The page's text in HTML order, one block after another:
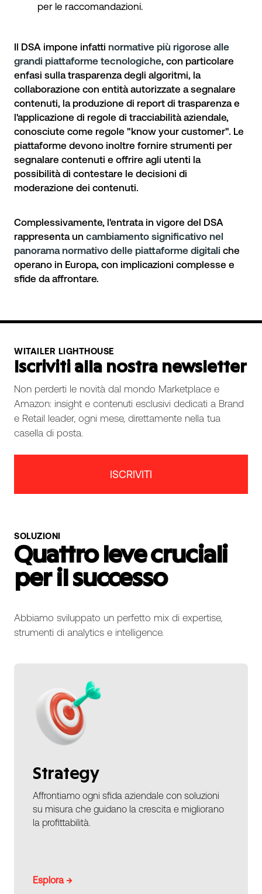
per le raccomandazioni.
Il DSA impone infatti normative più rigorose alle
grandi piattaforme tecnologiche, con particolare
enfasi sulla trasparenza degli algoritmi, la
collaborazione con entità autorizzate a segnalare
contenuti, la produzione di report di trasparenza e
l'applicazione di regole di tracciabilità aziendale,
conosciute come regole "know your customer". Le
piattaforme devono inoltre fornire strumenti per
segnalare contenuti e offrire agli utenti la
possibilità di contestare le decisioni di
moderazione dei contenuti.
Complessivamente, l'entrata in vigore del DSA
rappresenta un cambiamento significativo nel
panorama normativo delle piattaforme digitali che
operano in Europa, con implicazioni complesse e
sfide da affrontare.
WITAILER LIGHTHOUSE
Iscriviti alla nostra newsletter
Non perderti le novità dal mondo Marketplace e
Amazon: insight e contenuti esclusivi dedicati a Brand
e Retail leader, ogni mese, direttamente nella tua
casella di posta.
ISCRIVITI
SOLUZIONI
Quattro leve cruciali
per il successo
Abbiamo sviluppato un perfetto mix di expertise,
strumenti di analytics e intelligence.
Strategy
Affrontiamo ogni sfida aziendale con soluzioni
su misura che guidano la crescita e migliorano
la profittabilità.
Esplora →